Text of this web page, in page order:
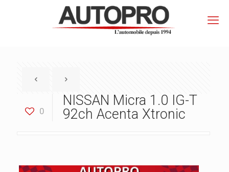
0
NISSAN Micra 1.0 IG-T
92ch Acenta Xtronic